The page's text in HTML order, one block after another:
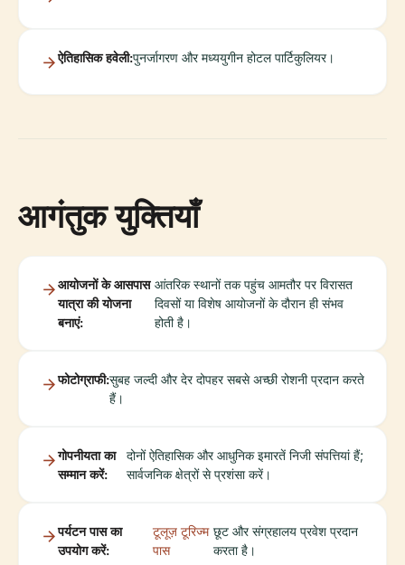
ऐतिहासिक हवेली:पुनर्जागरण और मध्ययुगीन होटल पार्टिकुलियर।
आगंतुक युक्तियाँ
आयोजनों के आसपास
यात्रा की योजना
बनाएं:
आंतरिक स्थानों तक पहुंच आमतौर पर विरासत
दिवसों या विशेष आयोजनों के दौरान ही संभव
होती है।
फोटोग्राफी:सुबह जल्दी और देर दोपहर सबसे अच्छी रोशनी प्रदान करते
हैं।
गोपनीयता का
सम्मान करें:
दोनों ऐतिहासिक और आधुनिक इमारतें निजी संपत्तियां हैं;
सार्वजनिक क्षेत्रों से प्रशंसा करें।
पर्यटन पास का
उपयोग करें:
टूलूज़ टूरिज्म
पास
छूट और संग्रहालय प्रवेश प्रदान
करता है।